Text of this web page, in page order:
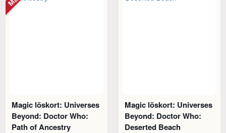
Magic löskort: Universes
Beyond: Doctor Who:
Path of Ancestry
Magic löskort: Universes
Beyond: Doctor Who:
Deserted Beach